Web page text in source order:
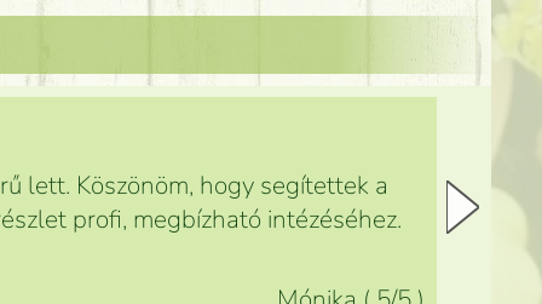
lett. Köszönöm, hogy segítettek a
profi, megbízható intézéséhez.